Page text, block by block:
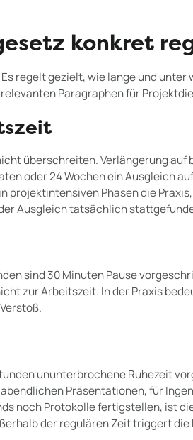
konkret
regelt gezielt, wie lange und unter
Paragraphen für
überschreiten. Verlängerung auf
oder 24 Wochen ein Ausgleich
projektintensiven Phasen die
Ausgleich tatsächlich
sind 30 Minuten Pause
zur Arbeitszeit. In der Praxis
ununterbrochene Ruhezeit
Präsentationen, für
noch Protokolle fertigstellen, ist
der regulären Zeit triggert die